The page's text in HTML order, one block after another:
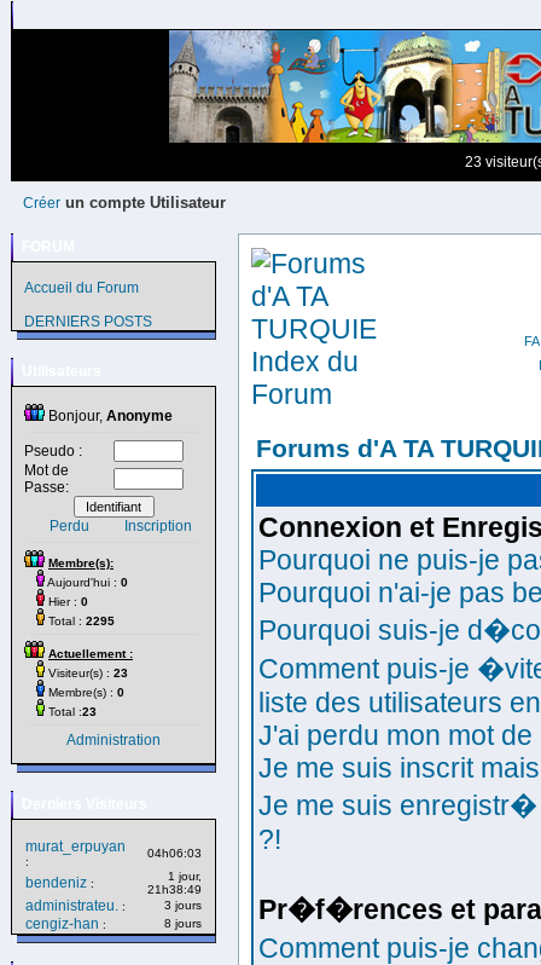
23
Créer un compte Utilisateur
Accueil du Forum
DERNIERS POSTS
Bonjour, Anonyme
Pseudo :
Mot de
Passe:
Perdu Inscription
Membre(s):
Aujourd'hui : 0
Hier : 0
Total : 2295
Actuellement :
Visiteur(s) : 23
Membre(s) : 0
Total :23
Administration
murat_erpuyan
:
04h06:03
bendeniz :
1 jour,
21h38:49
administrateu. : 3 jours
cengiz-han : 8 jours
Forums d'A TA
Connexion et
Pourquoi ne puis-je
Pourquoi n'ai-je pas
Pourquoi suis-je
Comment puis-je
liste des utilisateurs
J'ai perdu mon mot de
Je me suis inscrit
Je me suis
?!
Pr�f�rences et
Comment puis-je